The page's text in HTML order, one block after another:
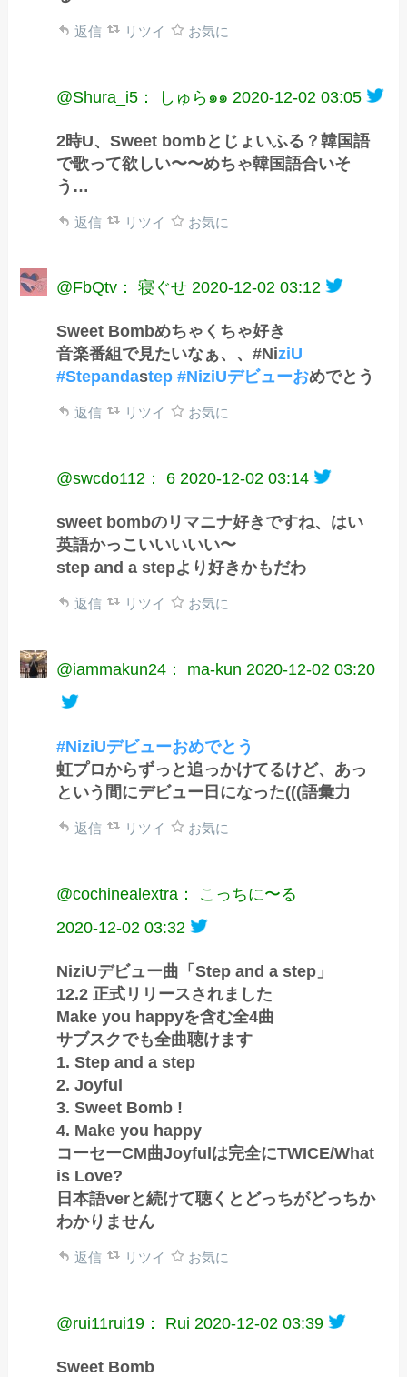
返信 リツイ お気に
@Shura_i5： しゅら๑๑ 2020-12-02 03:05
2時U、Sweet bombとじょいふる？韓国語
で歌って欲しい〜〜めちゃ韓国語合いそ
う…
返信 リツイ お気に
@FbQtv： 寝ぐせ 2020-12-02 03:12
Sweet Bombめちゃくちゃ好き
音楽番組で見たいなぁ、、#NiziU
#Stepandastep #NiziUデビューおめでとう
返信 リツイ お気に
@swcdo112： 6 2020-12-02 03:14
sweet bombのリマニナ好きですね、はい
英語かっこいいいいい〜
step and a stepより好きかもだわ
返信 リツイ お気に
@iammakun24： ma-kun 2020-12-02 03:20
#NiziUデビューおめでとう
虹プロからずっと追っかけてるけど、あっ
という間にデビュー日になった(((語彙力
返信 リツイ お気に
@cochinealextra： こっちに〜る
2020-12-02 03:32
NiziUデビュー曲「Step and a step」
12.2 正式リリースされました
Make you happyを含む全4曲
サブスクでも全曲聴けます
1. Step and a step
2. Joyful
3. Sweet Bomb !
4. Make you happy
コーセーCM曲Joyfulは完全にTWICE/What
is Love?
日本語verと続けて聴くとどっちがどっちか
わかりません
返信 リツイ お気に
@rui11rui19： Rui 2020-12-02 03:39
Sweet Bomb